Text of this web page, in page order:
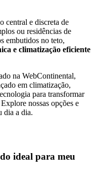
central e discreta de
ou residências de
embutidos no teto,
e climatização eficiente
na WebContinental,
em climatização,
para transformar
nossas opções e
dia a dia.
ideal para meu